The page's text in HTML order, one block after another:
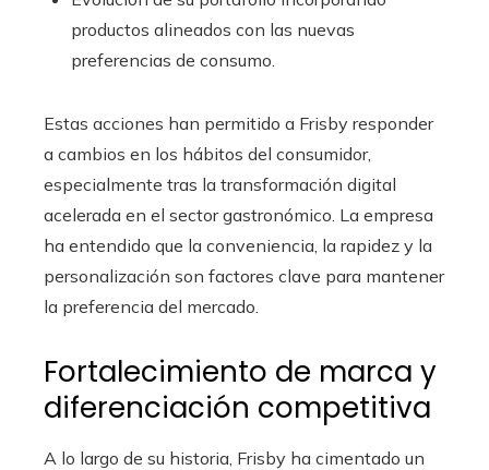
productos alineados con las nuevas
preferencias de consumo.
Estas acciones han permitido a Frisby responder
a cambios en los hábitos del consumidor,
especialmente tras la transformación digital
acelerada en el sector gastronómico. La empresa
ha entendido que la conveniencia, la rapidez y la
personalización son factores clave para mantener
la preferencia del mercado.
Fortalecimiento de marca y
diferenciación competitiva
A lo largo de su historia, Frisby ha cimentado un